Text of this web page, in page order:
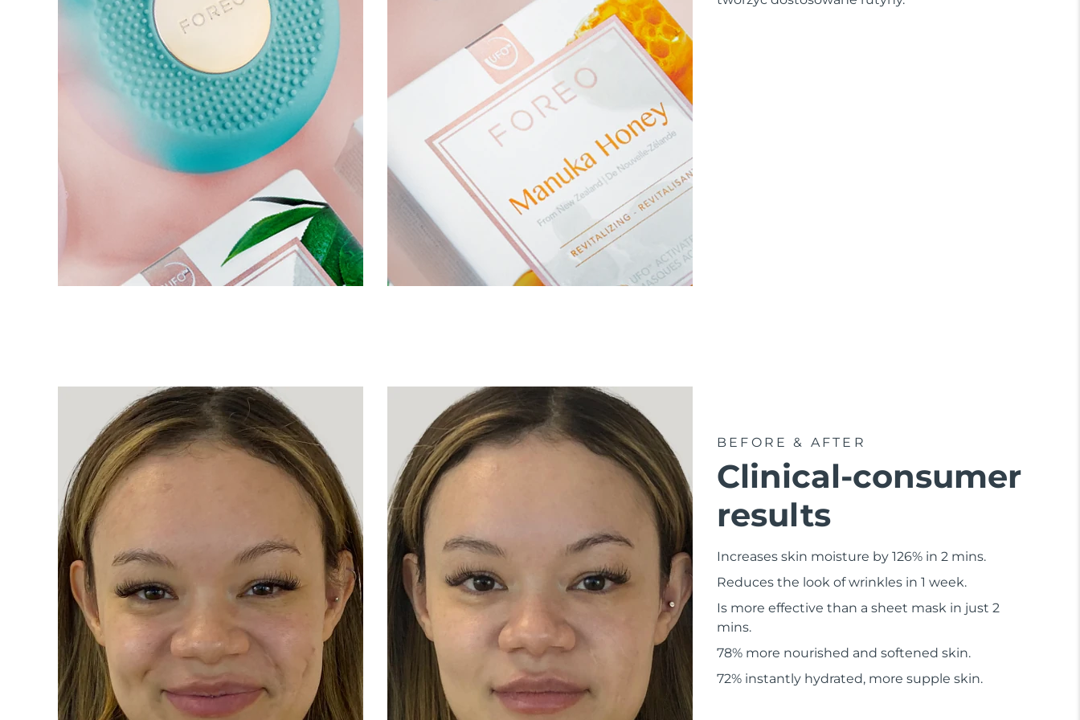
BEFORE & AFTER
Clinical-consumer
results
Increases skin moisture by 126% in 2 mins.
Reduces the look of wrinkles in 1 week.
Is more effective than a sheet mask in just 2
mins.
78% more nourished and softened skin.
72% instantly hydrated, more supple skin.